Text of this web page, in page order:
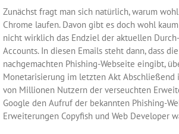
Zunächst fragt man sich natürlich, warum
Chrome laufen. Davon gibt es doch wohl
nicht wirklich das Endziel der aktuellen
Accounts. In diesen Emails steht dann, dass
nachgemachten Phishing-Webseite eingibt,
Monetarisierung im letzten Akt
von Millionen Nutzern der verseuchten
Google den Aufruf der bekannten Phishing-
Erweiterungen Copyfish und Web Developer